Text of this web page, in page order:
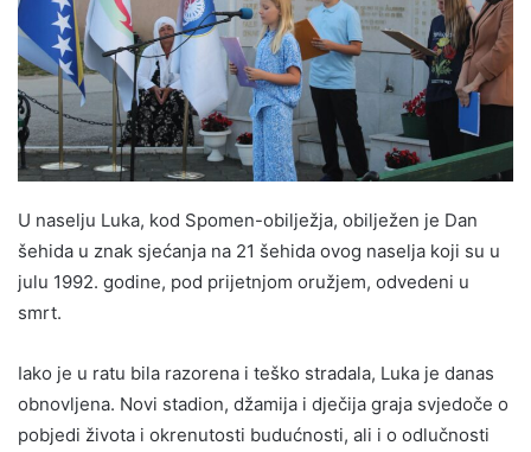
U naselju Luka, kod Spomen-obilježja, obilježen je Dan
šehida u znak sjećanja na 21 šehida ovog naselja koji su u
julu 1992. godine, pod prijetnjom oružjem, odvedeni u
smrt.
Iako je u ratu bila razorena i teško stradala, Luka je danas
obnovljena. Novi stadion, džamija i dječija graja svjedoče o
pobjedi života i okrenutosti budućnosti, ali i o odlučnosti